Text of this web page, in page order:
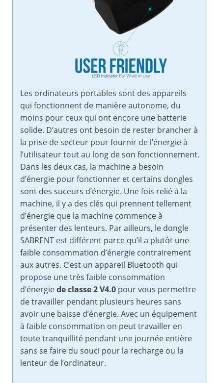
Les ordinateurs portables sont des appareils
qui fonctionnent de manière autonome, du
moins pour ceux qui ont encore une batterie
solide. D’autres ont besoin de rester brancher à
la prise de secteur pour fournir de l’énergie à
l’utilisateur tout au long de son fonctionnement.
Dans les deux cas, la machine a besoin
d’énergie pour fonctionner et certains dongles
sont des suceurs d’énergie. Une fois relié à la
machine, il y a des clés qui prennent tellement
d’énergie que la machine commence à
présenter des lenteurs. Par ailleurs, le dongle
SABRENT est différent parce qu’il a plutôt une
faible consommation d’énergie contrairement
aux autres. C’est un appareil Bluetooth qui
propose une très faible consommation
d’énergiede classe 2 V4.0 pour vous permettre
de travailler pendant plusieurs heures sans
avoir une baisse d’énergie. Avec un équipement
à faible consommation on peut travailler en
toute tranquillité pendant une journée entière
sans se faire du souci pour la recharge ou la
lenteur de l’ordinateur.